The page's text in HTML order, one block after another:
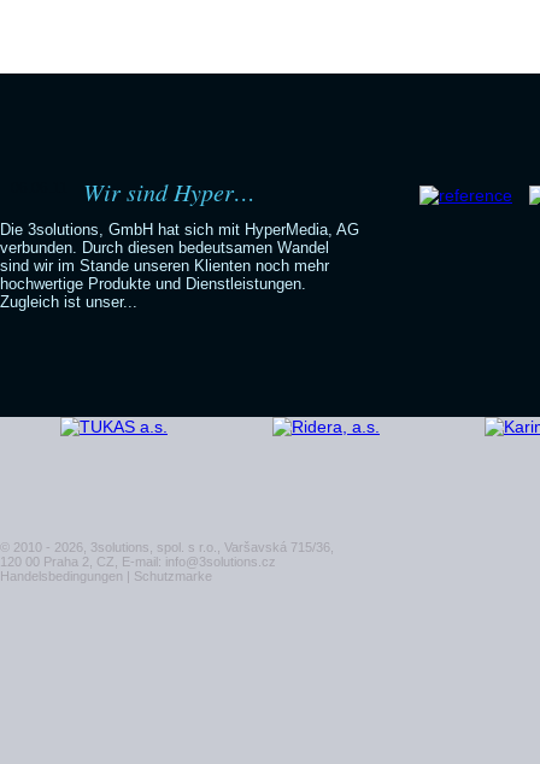
Wir sind Hyper…
Die 3solutions, GmbH hat sich mit HyperMedia, AG
verbunden. Durch diesen bedeutsamen Wandel
sind wir im Stande unseren Klienten noch mehr
hochwertige Produkte und Dienstleistungen.
Zugleich ist unser...
© 2010 - 2026, 3solutions, spol. s r.o., Varšavská 715/36,
120 00 Praha 2, CZ, E-mail: info@3solutions.cz
Handelsbedingungen | Schutzmarke